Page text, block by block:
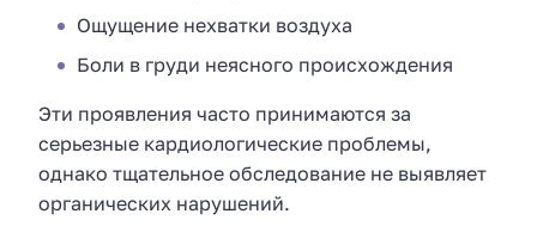
Ощущение нехватки воздуха
Боли в груди неясного происхождения
Эти проявления часто принимаются за
серьезные кардиологические проблемы,
однако тщательное обследование не выявляет
органических нарушений.